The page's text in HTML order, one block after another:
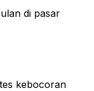
di pasar
kebocoran